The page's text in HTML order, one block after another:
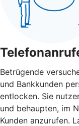
Betrügende
und Bankkunden
entlocken. Sie
und behaupten, im
Kunden anzurufen.